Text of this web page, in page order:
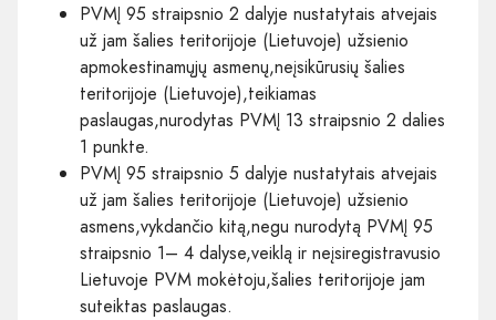
PVMĮ 95 straipsnio 2 dalyje nustatytais atvejais
už jam šalies teritorijoje (Lietuvoje) užsienio
apmokestinamųjų asmenų,neįsikūrusių šalies
teritorijoje (Lietuvoje),teikiamas
paslaugas,nurodytas PVMĮ 13 straipsnio 2 dalies
1 punkte.
PVMĮ 95 straipsnio 5 dalyje nustatytais atvejais
už jam šalies teritorijoje (Lietuvoje) užsienio
asmens,vykdančio kitą,negu nurodytą PVMĮ 95
straipsnio 1– 4 dalyse,veiklą ir neįsiregistravusio
Lietuvoje PVM mokėtoju,šalies teritorijoje jam
suteiktas paslaugas.